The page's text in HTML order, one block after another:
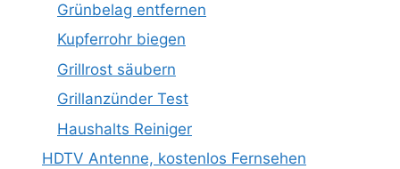
Grünbelag entfernen
Kupferrohr biegen
Grillrost säubern
Grillanzünder Test
Haushalts Reiniger
HDTV Antenne, kostenlos Fernsehen